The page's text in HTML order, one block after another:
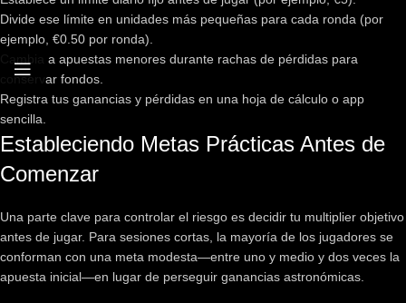
Divide ese límite en unidades más pequeñas para cada ronda (por
ejemplo, €0.50 por ronda).
Cambia a apuestas menores durante rachas de pérdidas para
conservar fondos.
Registra tus ganancias y pérdidas en una hoja de cálculo o app
sencilla.
Estableciendo Metas Prácticas Antes de
Comenzar
Una parte clave para controlar el riesgo es decidir tu multiplier objetivo
antes de jugar. Para sesiones cortas, la mayoría de los jugadores se
conforman con una meta modesta—entre uno y medio y dos veces la
apuesta inicial—en lugar de perseguir ganancias astronómicas.